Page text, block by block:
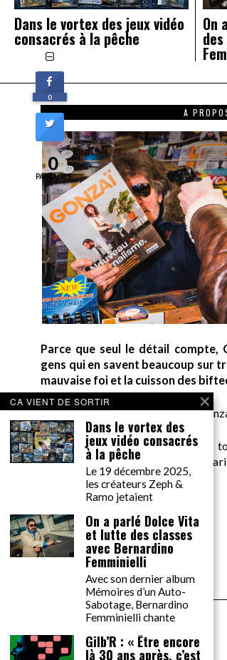
Dans le vortex des jeux vidéo
consacrés à la pêche
On
A
Parce que seul le détail compte,
gens qui en savent beaucoup sur
mauvaise foi et la cuisson des
desk AT
Edité par GONZAÏ MEDIA. Pour
Messager, pour GONZAÏ, 75018
0
0
PARTAGES
CA VIENT DE SORTIR
Dans le vortex des
jeux vidéo consacrés
à la pêche
Le 19 décembre 2025,
les créateurs Zeph &
Ramo jetaient
On a parlé Dolce Vita
et lutte des classes
avec Bernardino
Femminielli
Avec son dernier album
Mémoires d’un Auto-
Sabotage, Bernardino
Femminielli chante
Gilb’R : « Être encore
là 30 ans après, c’est